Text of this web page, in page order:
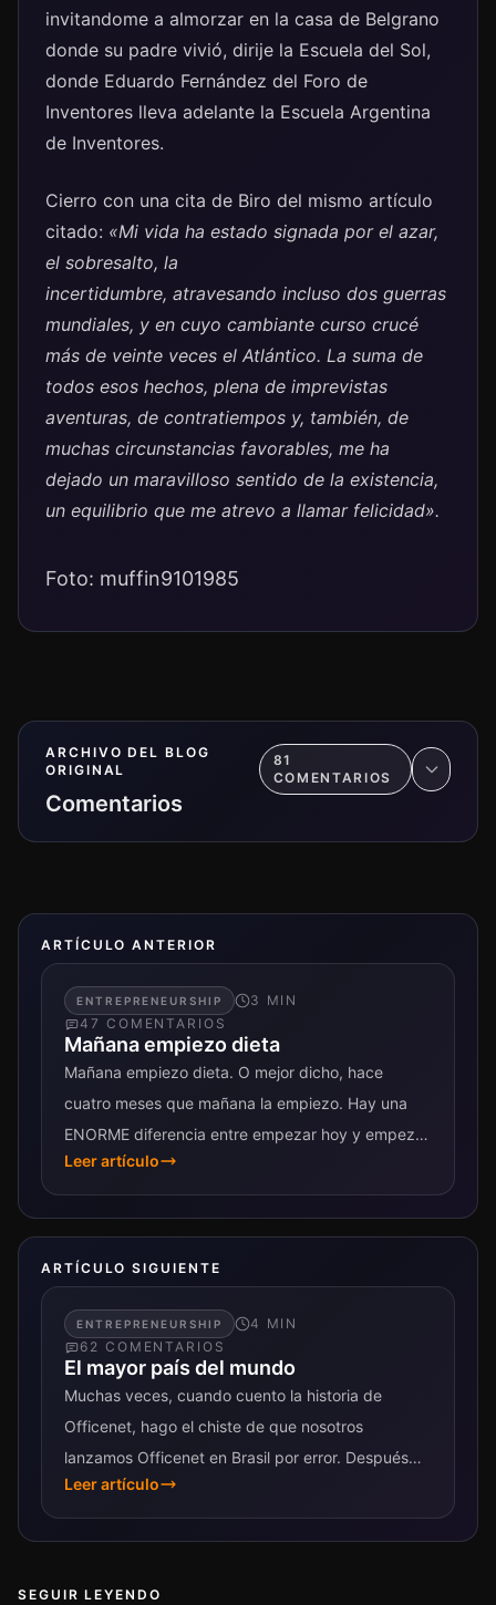
invitandome a almorzar en la casa de Belgrano
donde su padre vivió, dirije la Escuela del Sol,
donde Eduardo Fernández del Foro de
Inventores lleva adelante la Escuela Argentina
de Inventores.
Cierro con una cita de Biro del mismo artículo
citado: «Mi vida ha estado signada por el azar,
el sobresalto, la
incertidumbre, atravesando incluso dos guerras
mundiales, y en cuyo cambiante curso crucé
más de veinte veces el Atlántico. La suma de
todos esos hechos, plena de imprevistas
aventuras, de contratiempos y, también, de
muchas circunstancias favorables, me ha
dejado un maravilloso sentido de la existencia,
un equilibrio que me atrevo a llamar felicidad».
Foto: muffin9101985
ARCHIVO DEL BLOG
ORIGINAL
Comentarios
81
COMENTARIOS
ARTÍCULO ANTERIOR
ENTREPRENEURSHIP 3 MIN
47 COMENTARIO S
Mañana empiezo dieta
Mañana empiezo dieta. O mejor dicho, hace
cuatro meses que mañana la empiezo. Hay una
ENORME diferencia entre empezar hoy y empezar
mañana. Esa es una realidad que...
Leer artículo
ARTÍCULO SIGUIENTE
ENTREPRENEURSHIP 4 MIN
62 COMENTARIO S
El mayor país del mundo
Muchas veces, cuando cuento la historia de
Officenet, hago el chiste de que nosotros
lanzamos Officenet en Brasil por error. Después
siempre aclaro que no es que la...
Leer artículo
SEGUIR LEYENDO